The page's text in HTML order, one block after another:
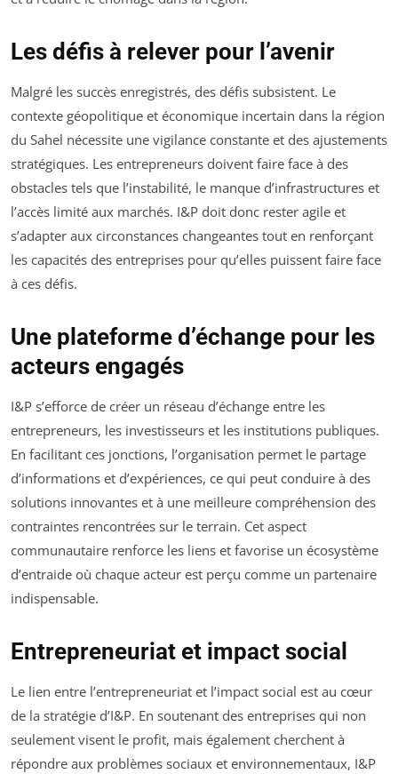
Les défis à relever pour l’avenir
Malgré les succès enregistrés, des défis subsistent. Le
contexte géopolitique et économique incertain dans la région
du Sahel nécessite une vigilance constante et des ajustements
stratégiques. Les entrepreneurs doivent faire face à des
obstacles tels que l’instabilité, le manque d’infrastructures et
l’accès limité aux marchés. I&P doit donc rester agile et
s’adapter aux circonstances changeantes tout en renforçant
les capacités des entreprises pour qu’elles puissent faire face
à ces défis.
Une plateforme d’échange pour les
acteurs engagés
I&P s’efforce de créer un réseau d’échange entre les
entrepreneurs, les investisseurs et les institutions publiques.
En facilitant ces jonctions, l’organisation permet le partage
d’informations et d’expériences, ce qui peut conduire à des
solutions innovantes et à une meilleure compréhension des
contraintes rencontrées sur le terrain. Cet aspect
communautaire renforce les liens et favorise un écosystème
d’entraide où chaque acteur est perçu comme un partenaire
indispensable.
Entrepreneuriat et impact social
Le lien entre l’entrepreneuriat et l’impact social est au cœur
de la stratégie d’I&P. En soutenant des entreprises qui non
seulement visent le profit, mais également cherchent à
répondre aux problèmes sociaux et environnementaux, I&P